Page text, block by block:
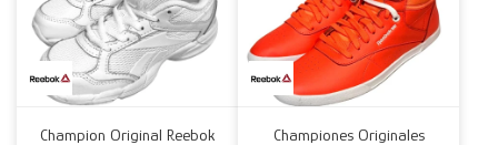
Champion Original Reebok
Championes Originales